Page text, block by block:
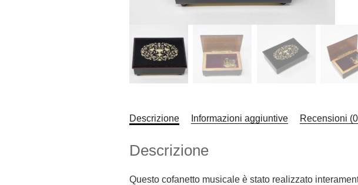
Descrizione Informazioni aggiuntive Recensioni
Descrizione
Questo cofanetto musicale è stato realizzato